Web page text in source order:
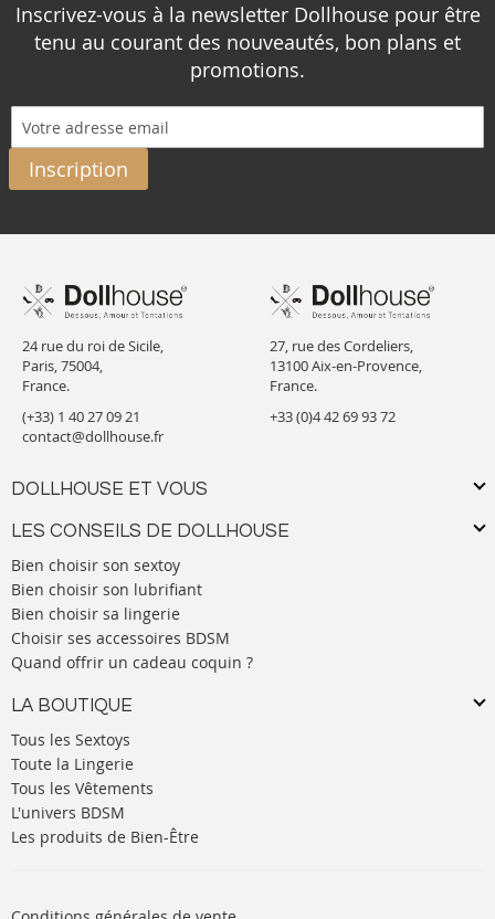
Inscrivez-vous à la newsletter Dollhouse pour être
tenu au courant des nouveautés, bon plans et
promotions.
Inscription
24 rue du roi de Sicile,
Paris, 75004,
France.
(+33) 1 40 27 09 21
contact@dollhouse.fr
DOLLHOUSE ET VOUS
LES CONSEILS DE DOLLHOUSE
Bien choisir son sextoy
Bien choisir son lubrifiant
Bien choisir sa lingerie
Choisir ses accessoires BDSM
Quand offrir un cadeau coquin ?
LA BOUTIQUE
Tous les Sextoys
Toute la Lingerie
Tous les Vêtements
L'univers BDSM
Les produits de Bien-Être
27, rue des Cordeliers,
13100 Aix-en-Provence,
France.
+33 (0)4 42 69 93 72